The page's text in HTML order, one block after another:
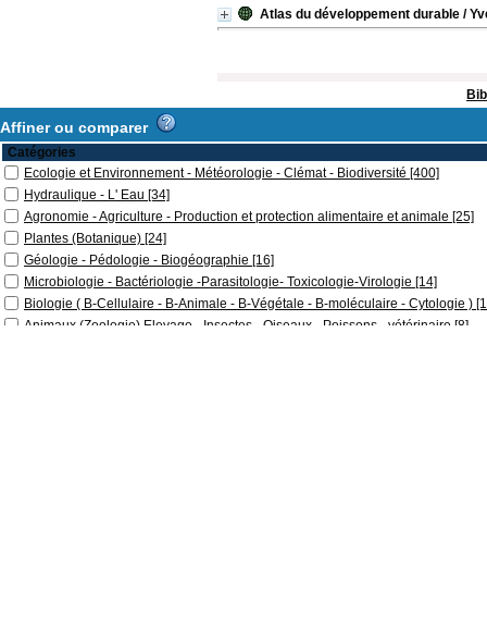
Atlas du développement durable /
Affiner ou comparer
Catégories
Ecologie et Environnement - Météorologie - Clémat - Biodiversité [400]
Hydraulique - L' Eau [34]
Agronomie - Agriculture - Production et protection alimentaire et animale [25]
Plantes (Botanique) [24]
Géologie - Pédologie - Biogéographie [16]
Microbiologie - Bactériologie -Parasitologie- Toxicologie-Virologie [14]
Biologie ( B-Cellulaire - B-Animale - B-Végétale - B-moléculaire - Cytologie )
Animaux (Zoologie) Elevage - Insectes - Oiseaux - Poissons - vétérinaire [8]